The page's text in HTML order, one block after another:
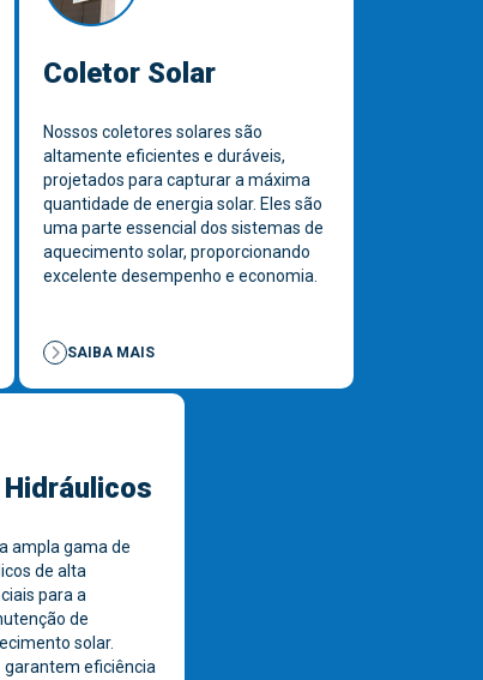
Coletor Solar
Nossos coletores solares são
altamente eficientes e duráveis,
projetados para capturar a máxima
quantidade de energia solar. Eles são
uma parte essencial dos sistemas de
aquecimento solar, proporcionando
excelente desempenho e economia.
SAIBA MAIS
ampla gama de
de alta
para a
de
solar.
garantem eficiência